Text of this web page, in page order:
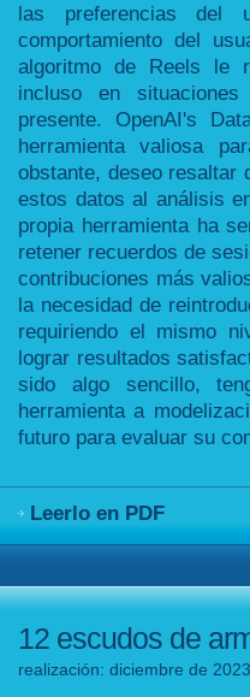
las preferencias del
comportamiento del
algoritmo de Reels le
incluso en
presente. OpenAI's
herramienta valiosa
obstante, deseo resaltar
estos datos al análisis
propia herramienta ha
retener recuerdos de
contribuciones más
la necesidad de
requiriendo el mismo
lograr resultados
sido algo sencillo,
herramienta a
futuro para evaluar su
Leerlo en PDF
12 escudos de
realización: diciembre de